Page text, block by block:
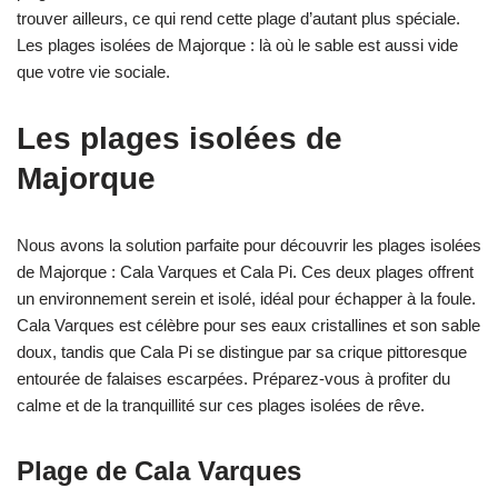
trouver ailleurs, ce qui rend cette plage d’autant plus spéciale.
Les plages isolées de Majorque : là où le sable est aussi vide
que votre vie sociale.
Les plages isolées de
Majorque
Nous avons la solution parfaite pour découvrir les plages isolées
de Majorque : Cala Varques et Cala Pi. Ces deux plages offrent
un environnement serein et isolé, idéal pour échapper à la foule.
Cala Varques est célèbre pour ses eaux cristallines et son sable
doux, tandis que Cala Pi se distingue par sa crique pittoresque
entourée de falaises escarpées. Préparez-vous à profiter du
calme et de la tranquillité sur ces plages isolées de rêve.
Plage de Cala Varques